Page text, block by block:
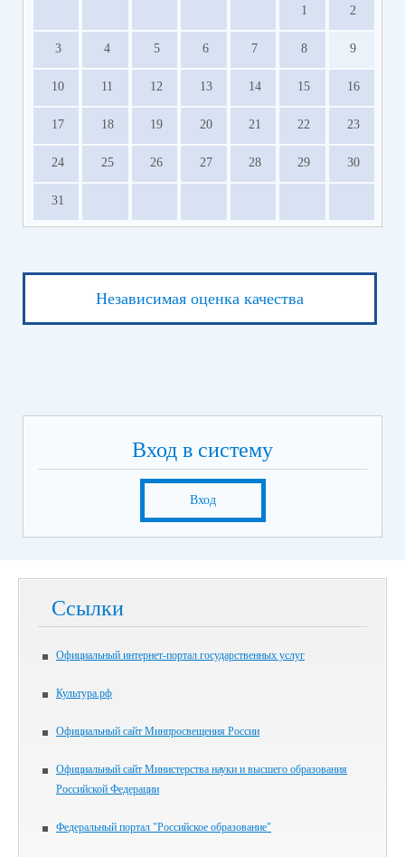
1 2
3 4 5 6 7 8 9
10 11 12 13 14 15 16
17 18 19 20 21 22 23
24 25 26 27 28 29 30
31
Независимая оценка качества
Вход в систему
Вход
Ссылки
Официальный интернет-портал государственных услуг
Культура.рф
Официальный сайт Минпросвещения России
Официальный сайт Министерства науки и высшего образования
Российской Федерации
Федеральный портал "Российское образование"